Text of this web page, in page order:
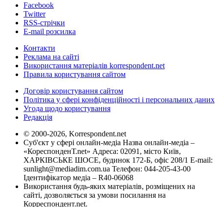
Facebook
Twitter
RSS-стрічки
E-mail розсилка
Контакти
Реклама на сайті
Використання матеріалів korrespondent.net
Правила користування сайтом
Договір користування сайтом
Політика у сфері конфіденційності і персональних даних
Угода щодо користування
Редакція
© 2000-2026, Korrespondent.net
Суб'єкт у сфері онлайн-медіа Назва онлайн-медіа –
«КореспонденТ.net» Адреса: 02091, місто Київ,
ХАРКІВСЬКЕ ШОСЕ, будинок 172-Б, офіс 208/1 E-mail:
sunlight@mediadim.com.ua Телефон: 044-205-43-00
Ідентифікатор медіа – R40-06068
Використання будь-яких матеріалів, розміщених на
сайті, дозволяється за умови посилання на
Корреспондент.net.